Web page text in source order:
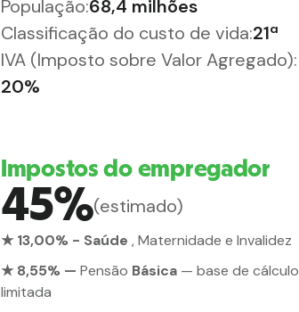
População:68,4 milhões
Classificação do custo de vida:21ª
IVA (Imposto sobre Valor Agregado):
20%
Impostos do empregador
45%(estimado)
★ 13,00% - Saúde , Maternidade e Invalidez
★ 8,55% — Pensão Básica — base de cálculo
limitada